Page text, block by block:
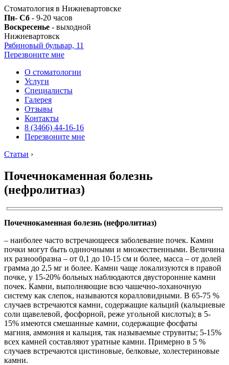
Стоматология в Нижневартовске
Пн- Сб - 9-20 часов
Воскресенье - выходной
Нижневартовск
Рябиновый бульвар, 11
Перезвоните мне
О стоматологии
Услуги
Специалисты
Галерея
Отзывы
Контакты
8 (3466) 44-16-16
Перезвоните мне
Статьи ›
Почечнокаменная болезнь
(нефролитиаз)
Почечнокаменная болезнь (нефролитиаз)
– наиболее часто встречающееся заболевание почек. Камни
почки могут быть одиночными и множественными. Величина
их разнообразна – от 0,1 до 10-15 см и более, масса – от долей
грамма до 2,5 мг и более. Камни чаще локализуются в правой
почке, у 15-20% больных наблюдаются двусторонние камни
почек. Камни, выполняющие всю чашечно-лоханочную
систему как слепок, называются коралловидными. В 65-75 %
случаев встречаются камни, содержащие кальций (кальциевые
соли щавелевой, фосфорной, реже угольной кислоты); в 5-
15% имеются смешанные камни, содержащие фосфаты
магния, аммония и кальция, так называемые струвиты; 5-15%
всех камней составляют уратные камни. Примерно в 5 %
случаев встречаются цистиновые, белковые, холестериновые
камни.